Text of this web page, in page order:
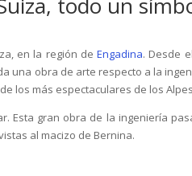
en la región deEngadina. Desde
una obra de arte respecto a la
los más espectaculares de los
Esta gran obra de la ingeniería
al macizo de Bernina.